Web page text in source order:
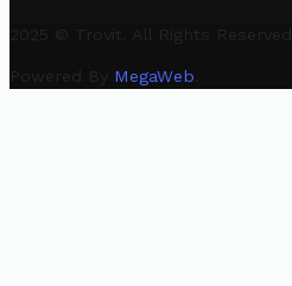
2025 © Trovit. All Rights Reserved.
Powered By MegaWeb